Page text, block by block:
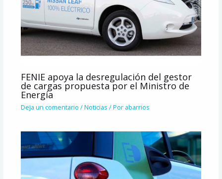
FENIE apoya la desregulación del gestor
de cargas propuesta por el Ministro de
Energía
Deja un comentario /Noticias / Por abarrios